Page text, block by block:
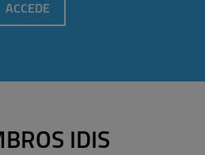
ACCEDE
IDIS